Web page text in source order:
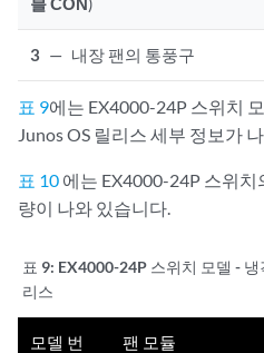
3 — 내장 팬의 통풍구
표 9에는 EX4000-24P 스위치
Junos OS 릴리스 세부 정보가
표 10 에는 EX4000-24P 스위치
량이 나와 있습니다.
표 9: EX4000-24P 스위치 모델 - 냉
리스
모델 번
팬 모듈